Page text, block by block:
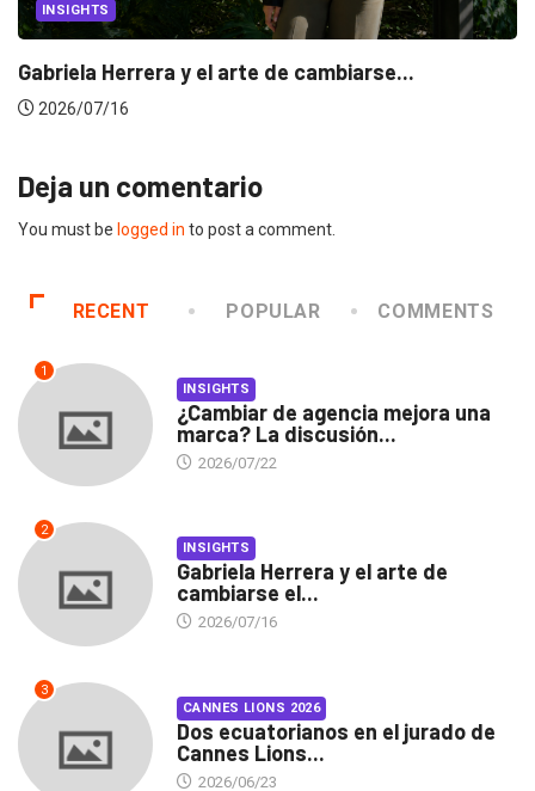
INSIGHTS
Gabriela Herrera y el arte de cambiarse...
2026/07/16
Deja un comentario
You must be logged in to post a comment.
RECENT POPULAR COMMENTS
1
INSIGHTS
¿Cambiar de agencia mejora una
marca? La discusión...
2026/07/22
2
INSIGHTS
Gabriela Herrera y el arte de
cambiarse el...
2026/07/16
3
CANNES LIONS 2026
Dos ecuatorianos en el jurado de
Cannes Lions...
2026/06/23